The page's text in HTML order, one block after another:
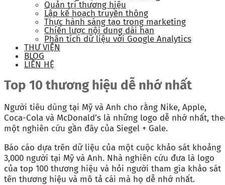
Quản trị thương hiệu
Lập kế hoạch truyền thông
Thực hành sáng tạo trong marketing
Chiến lược nội dung dài hạn
Phân tích dữ liệu với Google Analytics
THƯ VIỆN
BLOG
LIÊN HỆ
Top 10 thương hiệu dễ nhớ nhất
Người tiêu dùng tại Mỹ và Anh cho rằng Nike, Apple,
Coca-Cola và McDonald’s là những logo dễ nhớ nhất,
một nghiên cứu gần đây của Siegel + Gale.
Báo cáo dựa trên dữ liệu của một cuộc khảo sát khoảng
3,000 người tại Mỹ và Anh. Nhà nghiên cứu đưa là logo
của top 100 thương hiệu và hỏi người tham gia khảo sát
tên thương hiệu và mô tả cái mà họ dễ nhớ nhất.